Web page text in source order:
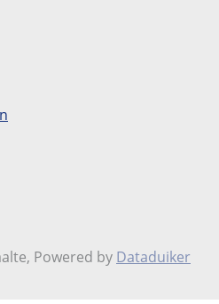
Powered by Dataduiker